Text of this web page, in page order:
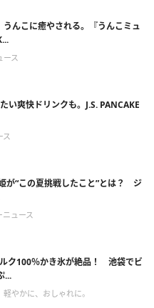
うんこに癒やされる。『うんこミュ
ース
い爽快ドリンクも。J.S. PANCAKE
ス
が“この夏挑戦したこと”とは？ ジ
ニュース
ク100％かき氷が絶品！ 池袋でビ
...
軽やかに、おしゃれに。